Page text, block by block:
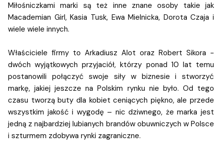
Miłośniczkami marki są też inne znane osoby takie jak
Macademian Girl, Kasia Tusk, Ewa Mielnicka, Dorota Czaja i
wiele wiele innych.
Właściciele firmy to Arkadiusz Alot oraz Robert Sikora -
dwóch wyjątkowych przyjaciół, którzy ponad 10 lat temu
postanowili połączyć swoje siły w biznesie i stworzyć
markę, jakiej jeszcze na Polskim rynku nie było. Od tego
czasu tworzą buty dla kobiet ceniących piękno, ale przede
wszystkim jakość i wygodę – nic dziwnego, że marka jest
jedną z najbardziej lubianych brandów obuwniczych w Polsce
i szturmem zdobywa rynki zagraniczne.